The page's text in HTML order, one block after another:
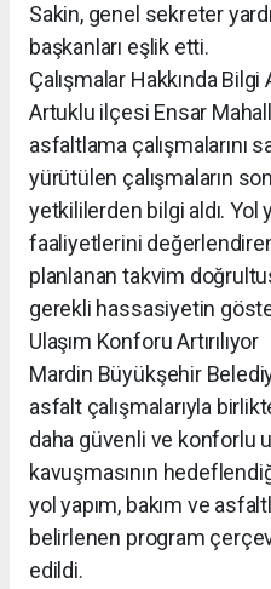
Sakin, genel sekreter
başkanları eşlik etti.
Çalışmalar Hakkında Bilgi
Artuklu ilçesi Ensar
asfaltlama çalışmalarını
yürütülen çalışmaların
yetkililerden bilgi aldı. Yol
faaliyetlerini
planlanan takvim
gerekli hassasiyetin
Ulaşım Konforu Artırılıyor
Mardin Büyükşehir
asfalt çalışmalarıyla
daha güvenli ve konforlu
kavuşmasının
yol yapım, bakım ve
belirlenen program
edildi.